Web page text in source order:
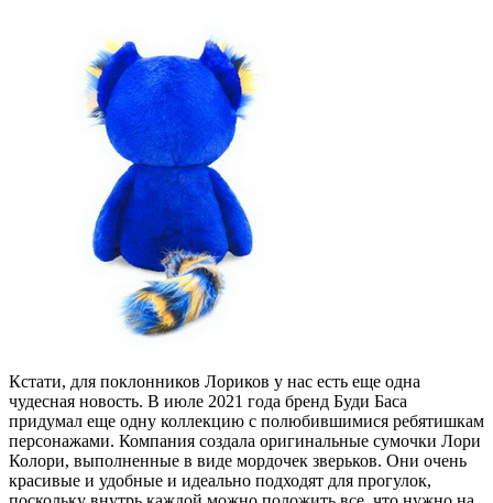
Кстати, для поклонников Лориков у нас есть еще одна
чудесная новость. В июле 2021 года бренд Буди Баса
придумал еще одну коллекцию с полюбившимися ребятишкам
персонажами. Компания создала оригинальные сумочки Лори
Колори, выполненные в виде мордочек зверьков. Они очень
красивые и удобные и идеально подходят для прогулок,